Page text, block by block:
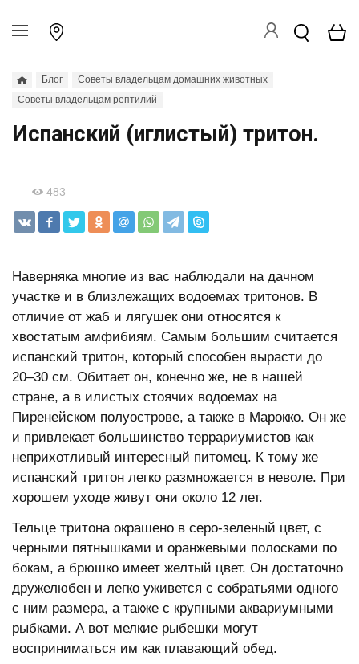
Блог
Советы владельцам домашних животных
Советы владельцам рептилий
Испанский (иглистый) тритон.
483
Наверняка многие из вас наблюдали на дачном
участке и в близлежащих водоемах тритонов. В
отличие от жаб и лягушек они относятся к
хвостатым амфибиям. Самым большим считается
испанский тритон, который способен вырасти до
20–30 см. Обитает он, конечно же, не в нашей
стране, а в илистых стоячих водоемах на
Пиренейском полуострове, а также в Марокко. Он же
и привлекает большинство террариумистов как
неприхотливый интересный питомец. К тому же
испанский тритон легко размножается в неволе. При
хорошем уходе живут они около 12 лет.
Тельце тритона окрашено в серо-зеленый цвет, с
черными пятнышками и оранжевыми полосками по
бокам, а брюшко имеет желтый цвет. Он достаточно
дружелюбен и легко уживется с собратьями одного
с ним размера, а также с крупными аквариумными
рыбками. А вот мелкие рыбешки могут
восприниматься им как плавающий обед.